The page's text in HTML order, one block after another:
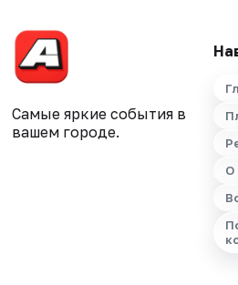
Самые яркие события в
вашем городе.
О